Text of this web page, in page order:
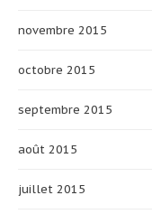
novembre 2015
octobre 2015
septembre 2015
août 2015
juillet 2015